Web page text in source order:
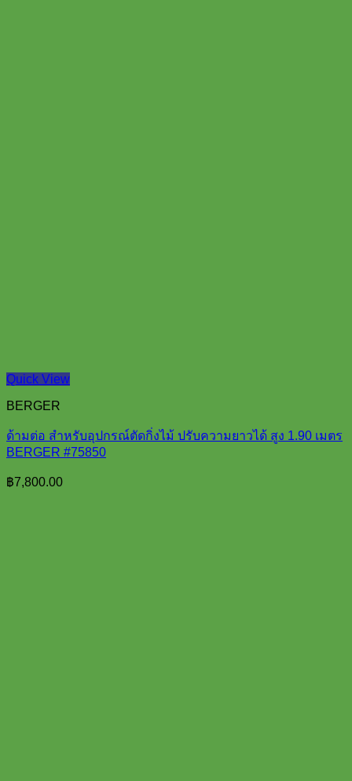
Quick View
BERGER
ด้ามต่อ สำหรับอุปกรณ์ตัดกิ่งไม้ ปรับความยาวได้ สูง 1.90 เมตร
BERGER #75850
฿7,800.00